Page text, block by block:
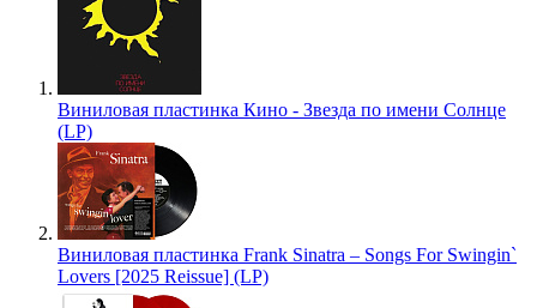
Виниловая пластинка Кино - Звезда по имени Солнце
(LP)
Виниловая пластинка Frank Sinatra – Songs For Swingin`
Lovers [2025 Reissue] (LP)